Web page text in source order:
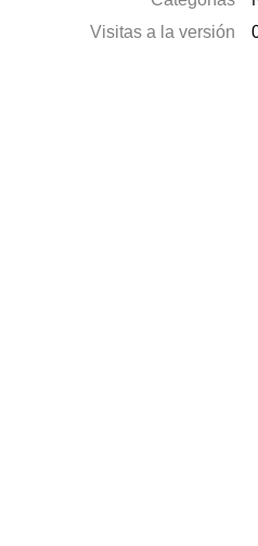
Visitas a la versión